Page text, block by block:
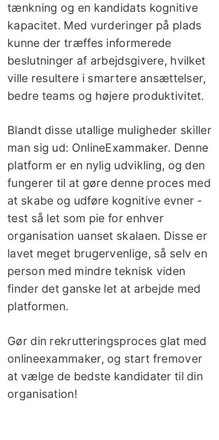
tænkning og en kandidats kognitive
kapacitet. Med vurderinger på plads
kunne der træffes informerede
beslutninger af arbejdsgivere, hvilket
ville resultere i smartere ansættelser,
bedre teams og højere produktivitet.
Blandt disse utallige muligheder skiller
man sig ud: OnlineExammaker. Denne
platform er en nylig udvikling, og den
fungerer til at gøre denne proces med
at skabe og udføre kognitive evner -
test så let som pie for enhver
organisation uanset skalaen. Disse er
lavet meget brugervenlige, så selv en
person med mindre teknisk viden
finder det ganske let at arbejde med
platformen.
Gør din rekrutteringsproces glat med
onlineexammaker, og start fremover
at vælge de bedste kandidater til din
organisation!